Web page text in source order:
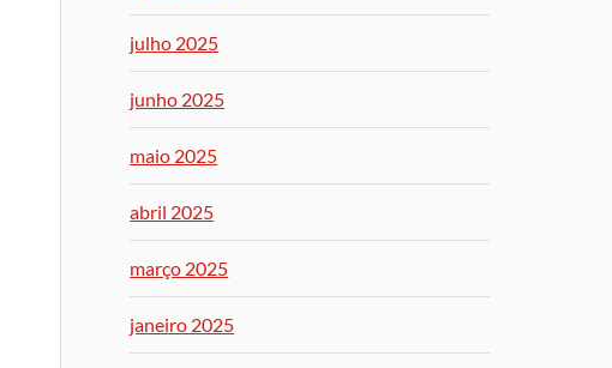
julho 2025
junho 2025
maio 2025
abril 2025
março 2025
janeiro 2025